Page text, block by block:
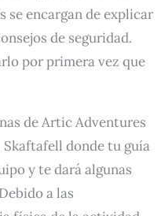
se encargan de explicar
de seguridad.
por primera vez que
de Artic Adventures
donde tu guía
y te dará algunas
a las